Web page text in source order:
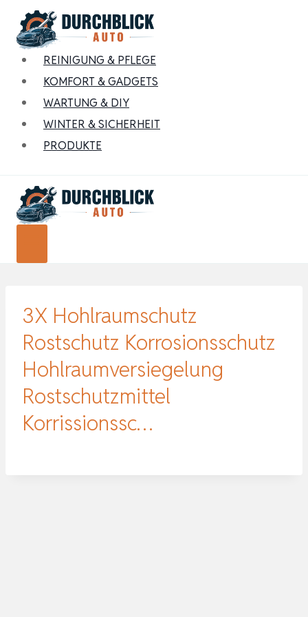
Inhalt
springen
REINIGUNG & PFLEGE
KOMFORT & GADGETS
WARTUNG & DIY
WINTER & SICHERHEIT
PRODUKTE
3X Hohlraumschutz
Rostschutz Korrosionsschutz
Hohlraumversiegelung
Rostschutzmittel
Korrissionssc…